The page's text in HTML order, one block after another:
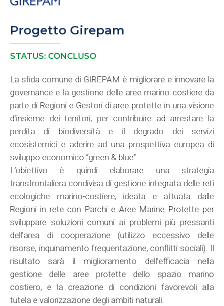
Progetto Girepam
STATUS: CONCLUSO
La sfida comune di GIREPAM è migliorare e innovare la
governance e la gestione delle aree marino costiere da
parte di Regioni e Gestori di aree protette in una visione
d’insieme dei territori, per contribuire ad arrestare la
perdita di biodiversità e il degrado dei servizi
ecosistemici e aderire ad una prospettiva europea di
sviluppo economico “green & blue”.
L’obiettivo è quindi elaborare una strategia
transfrontaliera condivisa di gestione integrata delle reti
ecologiche marino-costiere, ideata e attuata dalle
Regioni in rete con Parchi e Aree Marine Protette per
sviluppare soluzioni comuni ai problemi più pressanti
dell’area di cooperazione (utilizzo eccessivo delle
risorse, inquinamento frequentazione, conflitti sociali). Il
risultato sarà il miglioramento dell’efficacia nella
gestione delle aree protette dello spazio marino
costiero, e la creazione di condizioni favorevoli alla
tutela e valorizzazione degli ambiti naturali.